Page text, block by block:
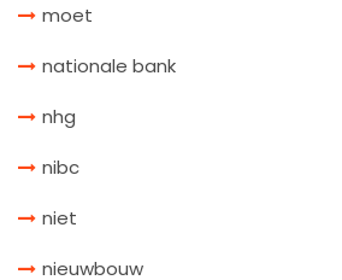
moet
nationale bank
nhg
nibc
niet
nieuwbouw